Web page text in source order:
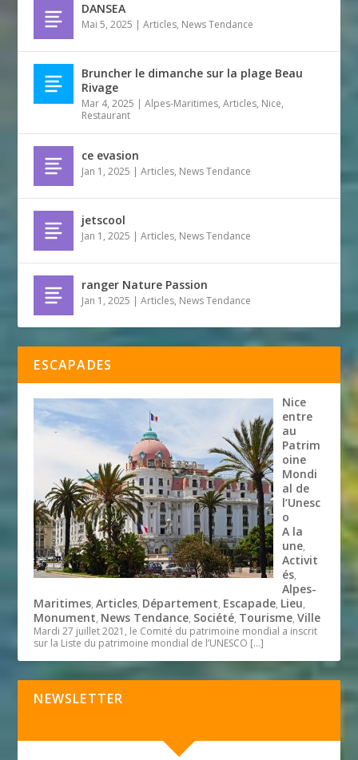
DANSEA
Mai 5, 2025 |Articles, News Tendance
Bruncher le dimanche sur la plage Beau
Rivage
Mar 4, 2025 |Alpes-Maritimes,Articles, Nice,
Restaurant
ce evasion
Jan 1, 2025 |Articles, News Tendance
jetscool
Jan 1, 2025 |Articles, News Tendance
ranger Nature Passion
Jan 1, 2025 |Articles, News Tendance
ESCAPADES
Nice
entre
au
Patrim
oine
Mondi
al de
l’Unesc
o
A la
une,
Activit
és,
Alpes-
Maritimes,Articles, Département, Escapade, Lieu,
Monument, News Tendance, Société, Tourisme,Ville
Mardi 27 juillet 2021, le Comité du patrimoine mondial a inscrit
sur la Liste du patrimoine mondial de l’UNESCO […]
NEWSLETTER